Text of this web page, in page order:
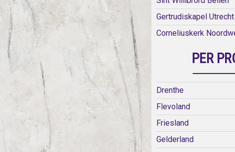
Gertrudiskapel Utrecht
Corneliuskerk
PER
Drenthe
Flevoland
Friesland
Gelderland